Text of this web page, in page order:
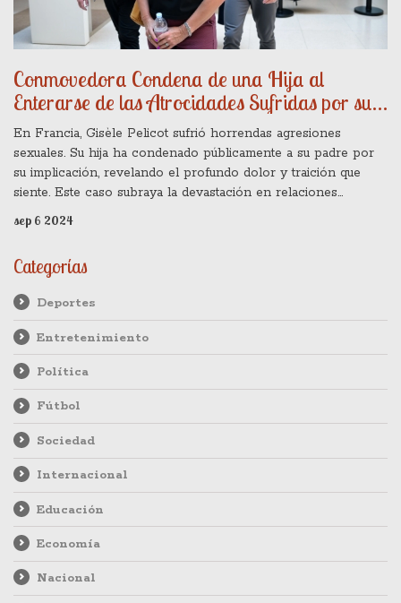
Conmovedora Condena de una Hija al
Enterarse de las Atrocidades Sufridas por su
Madre en Francia
En Francia, Gisèle Pelicot sufrió horrendas agresiones
sexuales. Su hija ha condenado públicamente a su padre por
su implicación, revelando el profundo dolor y traición que
siente. Este caso subraya la devastación en relaciones
familiares y la identidad personal, destacando la necesidad
urgente de justicia y apoyo a las víctimas de violencia sexual.
sep 6 2024
Categorías
Deportes
Entretenimiento
Política
Fútbol
Sociedad
Internacional
Educación
Economía
Nacional